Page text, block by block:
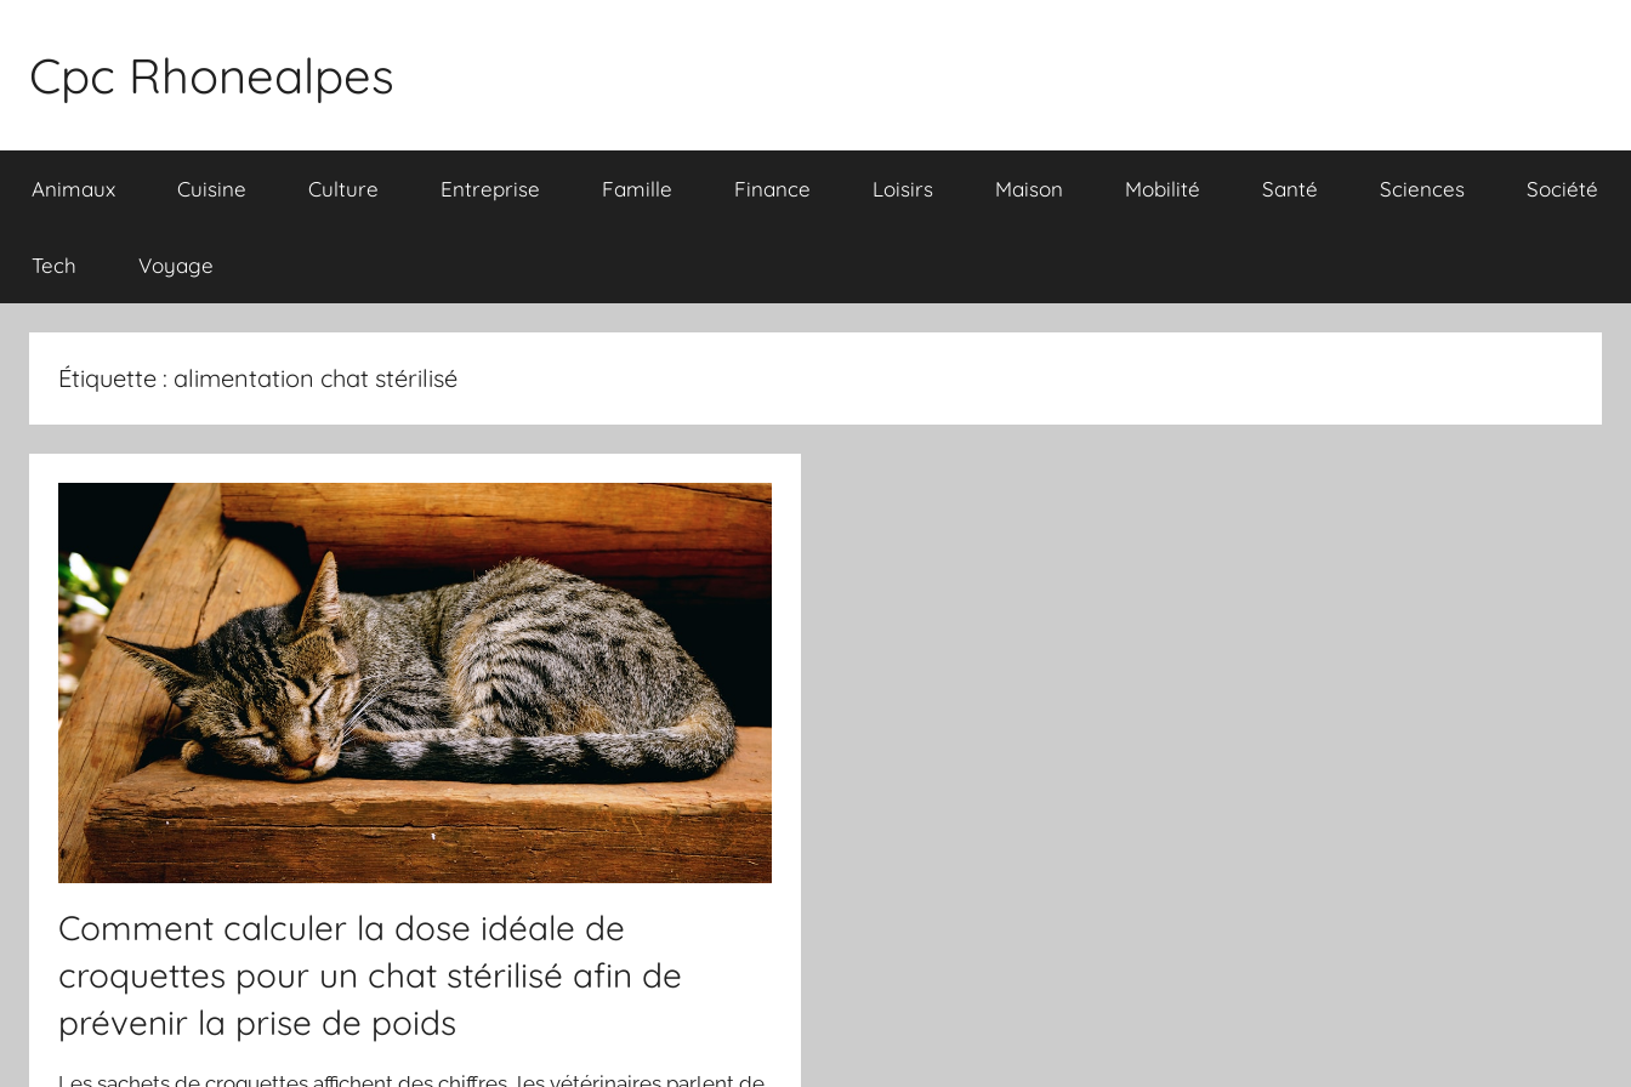
contenu
Cpc Rhonealpes
Animaux Cuisine Culture Entreprise Famille Finance Loisirs Maison Mobilité Santé Sciences Société
Tech Voyage
Étiquette : alimentation chat stérilisé
Comment calculer la dose idéale de
croquettes pour un chat stérilisé afin de
prévenir la prise de poids